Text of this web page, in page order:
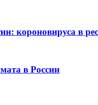
короновируса в
в России